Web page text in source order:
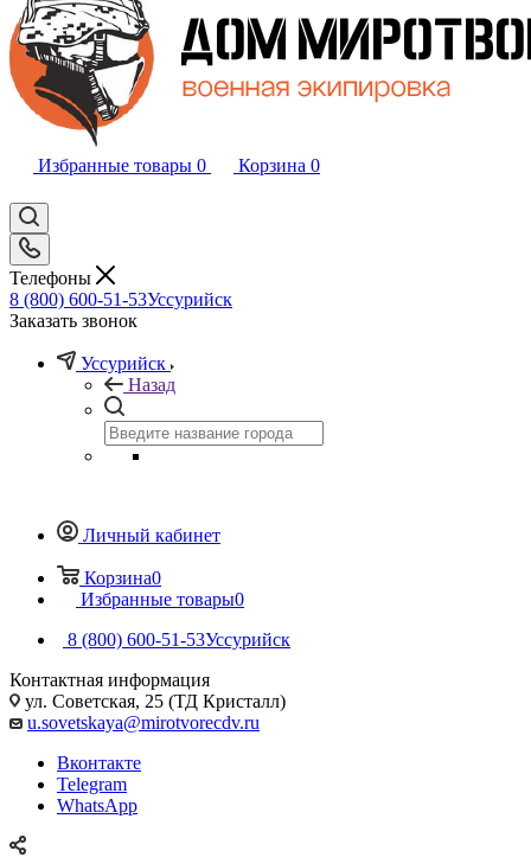
Избранные товары 0 Корзина 0
Телефоны
8 (800) 600-51-53Уссурийск
Заказать звонок
Уссурийск
Назад
Личный кабинет
Корзина0
Избранные товары0
8 (800) 600-51-53Уссурийск
Контактная информация
ул. Советская, 25 (ТД Кристалл)
u.sovetskaya@mirotvorecdv.ru
Вконтакте
Telegram
WhatsApp